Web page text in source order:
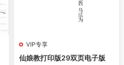
VIP专享
仙娘教打印版29双页电子版